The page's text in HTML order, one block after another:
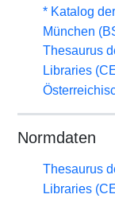
* Katalog
München
Thesaurus
Libraries
Normdaten
Thesaurus
Libraries